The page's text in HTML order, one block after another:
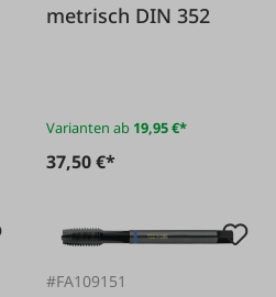
metrisch DIN 352
Varianten ab 19,95 €*
37,50 €*
#FA109151